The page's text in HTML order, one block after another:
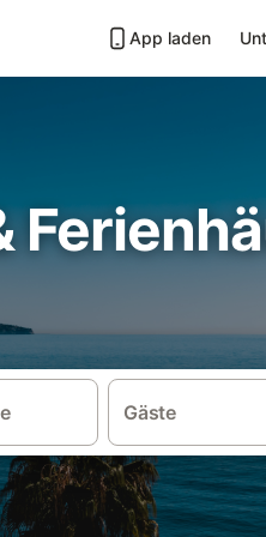
App laden
Gäste